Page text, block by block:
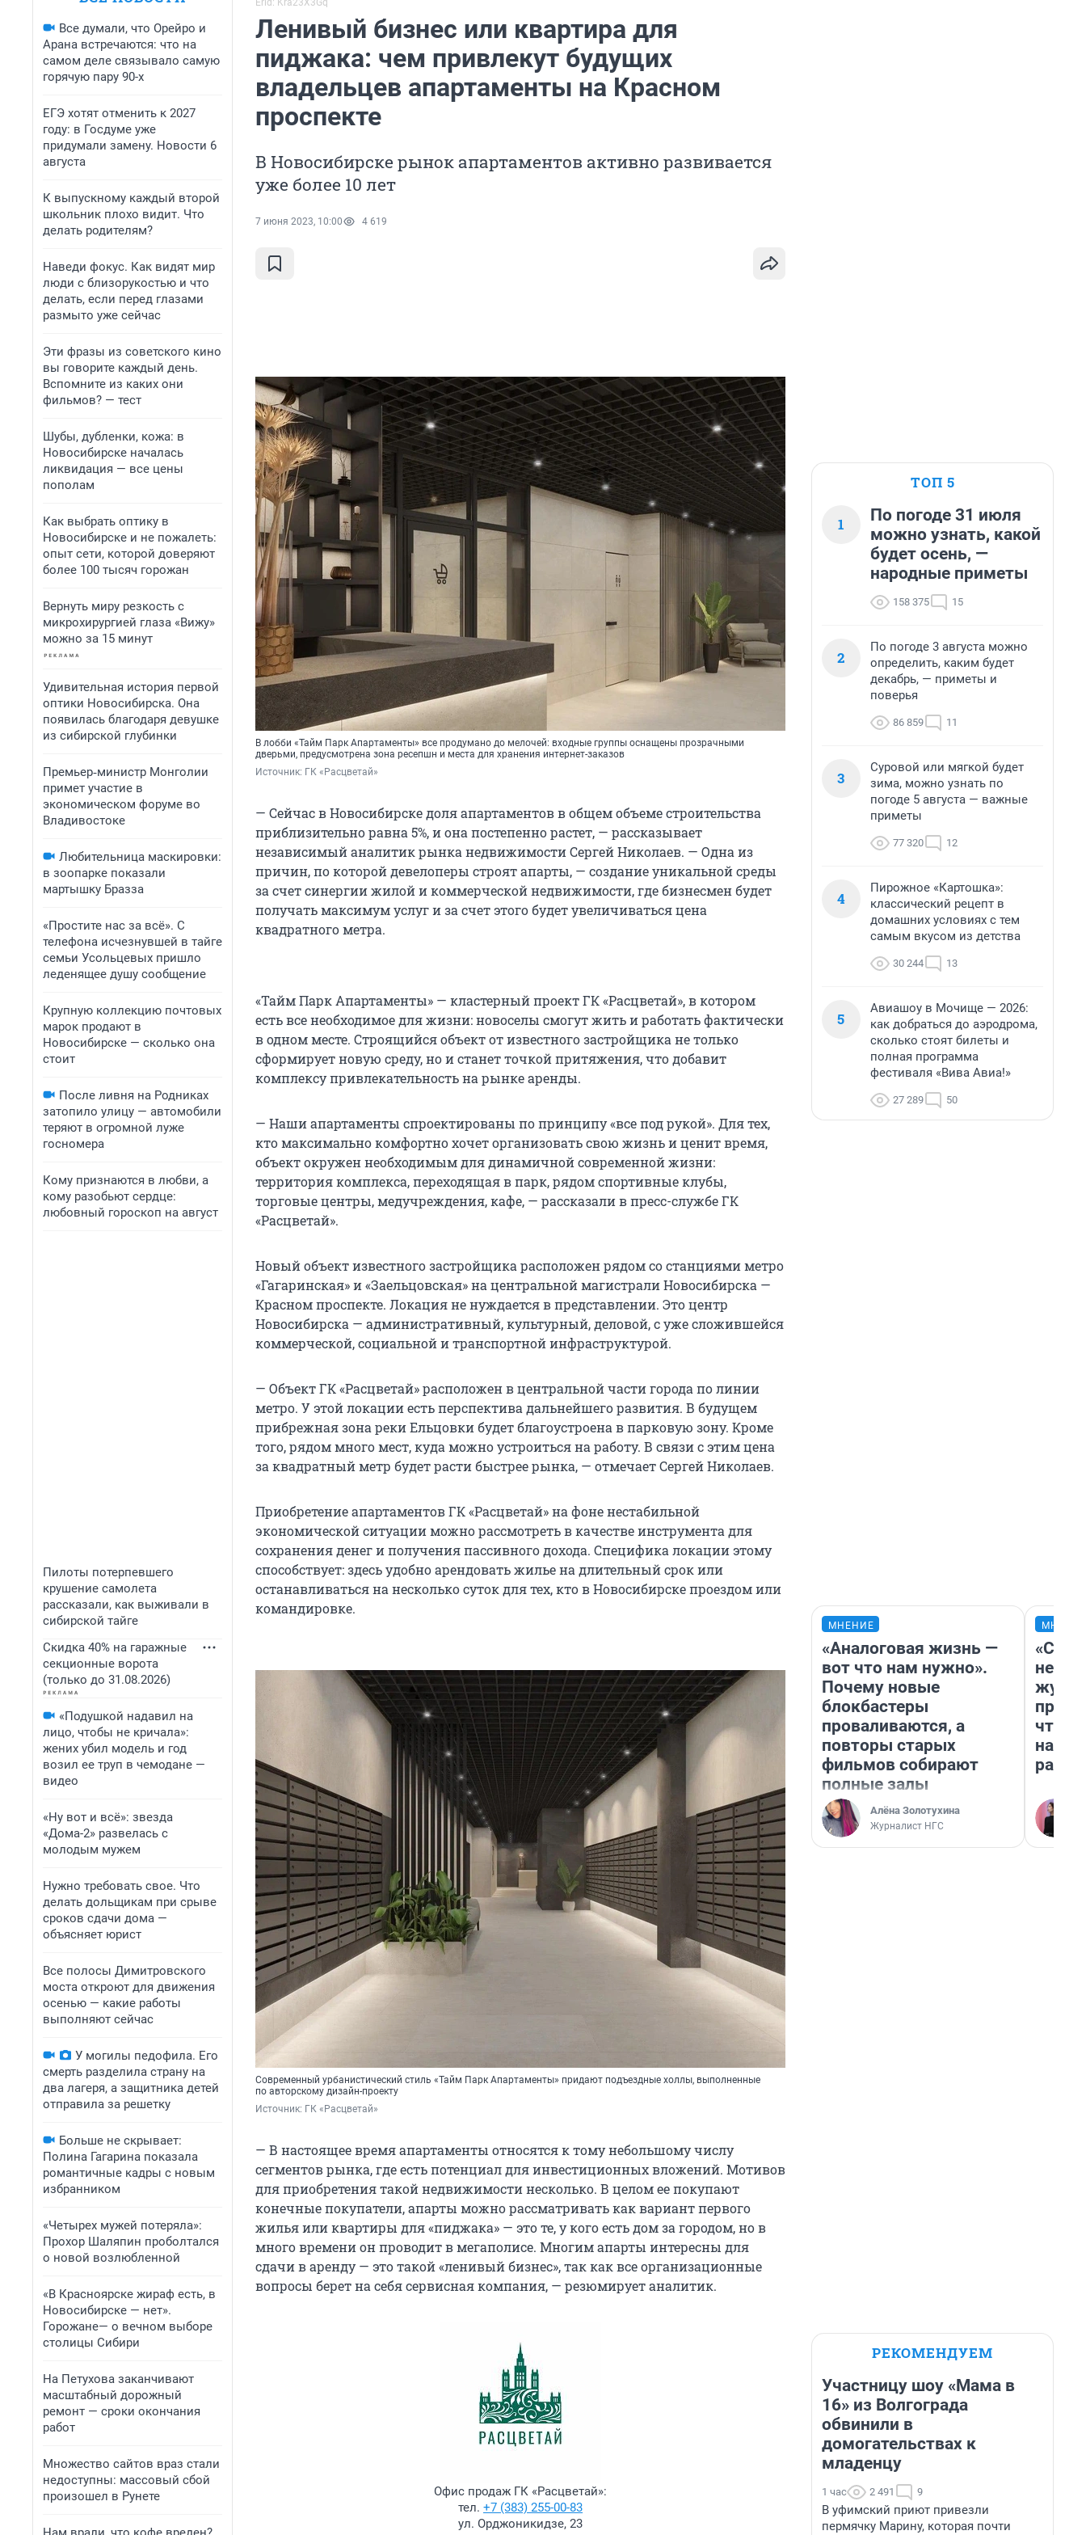
Все думали, что Орейро и
Арана встречаются: что на
самом деле связывало самую
горячую пару 90-х
ЕГЭ хотят отменить к 2027
году: в Госдуме уже
придумали замену. Новости 6
августа
К выпускному каждый второй
школьник плохо видит. Что
делать родителям?
Наведи фокус. Как видят мир
люди с близорукостью и что
делать, если перед глазами
размыто уже сейчас
Эти фразы из советского кино
вы говорите каждый день.
Вспомните из каких они
фильмов? — тест
Шубы, дубленки, кожа: в
Новосибирске началась
ликвидация — все цены
пополам
Как выбрать оптику в
Новосибирске и не пожалеть:
опыт сети, которой доверяют
более 100 тысяч горожан
Вернуть миру резкость с
микрохирургией глаза «Вижу»
можно за 15 минут
Удивительная история первой
оптики Новосибирска. Она
появилась благодаря девушке
из сибирской глубинки
Премьер‑министр Монголии
примет участие в
экономическом форуме во
Владивостоке
Любительница маскировки:
в зоопарке показали
мартышку Бразза
«Простите нас за всё». С
телефона исчезнувшей в тайге
семьи Усольцевых пришло
леденящее душу сообщение
Крупную коллекцию почтовых
марок продают в
Новосибирске — сколько она
стоит
После ливня на Родниках
затопило улицу — автомобили
теряют в огромной луже
госномера
Кому признаются в любви, а
кому разобьют сердце:
любовный гороскоп на август
Пилоты потерпевшего
крушение самолета
рассказали, как выживали в
сибирской тайге
Скидка 40% на гаражные
секционные ворота
(только до 31.08.2026)
«Подушкой надавил на
лицо, чтобы не кричала»:
жених убил модель и год
возил ее труп в чемодане —
видео
«Ну вот и всё»: звезда
«Дома-2» развелась с
молодым мужем
Нужно требовать свое. Что
делать дольщикам при срыве
сроков сдачи дома —
объясняет юрист
Все полосы Димитровского
моста откроют для движения
осенью — какие работы
выполняют сейчас
У могилы педофила. Его
смерть разделила страну на
два лагеря, а защитника детей
отправила за решетку
Больше не скрывает:
Полина Гагарина показала
романтичные кадры с новым
избранником
«Четырех мужей потеряла»:
Прохор Шаляпин проболтался
о новой возлюбленной
«В Красноярске жираф есть, в
Новосибирске — нет».
Горожане— о вечном выборе
столицы Сибири
На Петухова заканчивают
масштабный дорожный
ремонт — сроки окончания
работ
Множество сайтов враз стали
недоступны: массовый сбой
произошел в Рунете
Erid: Kra23X3Gq
Ленивый бизнес или квартира для
пиджака: чем привлекут будущих
владельцев апартаменты на Красном
проспекте
В Новосибирске рынок апартаментов активно развивается
уже более 10 лет
7 июня 2023, 10:00 4 619
В лобби «Тайм Парк Апартаменты» все продумано до мелочей: входные группы оснащены прозрачными
дверьми, предусмотрена зона ресепшн и места для хранения интернет-заказов
Источник: ГК «Расцветай»
— Сейчас в Новосибирске доля апартаментов в общем объеме строительства
приблизительно равна 5%, и она постепенно растет, — рассказывает
независимый аналитик рынка недвижимости Сергей Николаев. — Одна из
причин, по которой девелоперы строят апарты, — создание уникальной среды
за счет синергии жилой и коммерческой недвижимости, где бизнесмен будет
получать максимум услуг и за счет этого будет увеличиваться цена
квадратного метра.
«Тайм Парк Апартаменты» — кластерный проект ГК «Расцветай», в котором
есть все необходимое для жизни: новоселы смогут жить и работать фактически
в одном месте. Строящийся объект от известного застройщика не только
сформирует новую среду, но и станет точкой притяжения, что добавит
комплексу привлекательность на рынке аренды.
— Наши апартаменты спроектированы по принципу «все под рукой». Для тех,
кто максимально комфортно хочет организовать свою жизнь и ценит время,
объект окружен необходимым для динамичной современной жизни:
территория комплекса, переходящая в парк, рядом спортивные клубы,
торговые центры, медучреждения, кафе, — рассказали в пресс-службе ГК
«Расцветай».
Новый объект известного застройщика расположен рядом со станциями метро
«Гагаринская» и «Заельцовская» на центральной магистрали Новосибирска —
Красном проспекте. Локация не нуждается в представлении. Это центр
Новосибирска — административный, культурный, деловой, с уже сложившейся
коммерческой, социальной и транспортной инфраструктурой.
— Объект ГК «Расцветай» расположен в центральной части города по линии
метро. У этой локации есть перспектива дальнейшего развития. В будущем
прибрежная зона реки Ельцовки будет благоустроена в парковую зону. Кроме
того, рядом много мест, куда можно устроиться на работу. В связи с этим цена
за квадратный метр будет расти быстрее рынка, — отмечает Сергей Николаев.
Приобретение апартаментов ГК «Расцветай» на фоне нестабильной
экономической ситуации можно рассмотреть в качестве инструмента для
сохранения денег и получения пассивного дохода. Специфика локации этому
способствует: здесь удобно арендовать жилье на длительный срок или
останавливаться на несколько суток для тех, кто в Новосибирске проездом или
командировке.
Современный урбанистический стиль «Тайм Парк Апартаменты» придают подъездные холлы, выполненные
по авторскому дизайн-проекту
Источник: ГК «Расцветай»
— В настоящее время апартаменты относятся к тому небольшому числу
сегментов рынка, где есть потенциал для инвестиционных вложений. Мотивов
для приобретения такой недвижимости несколько. В целом ее покупают
конечные покупатели, апарты можно рассматривать как вариант первого
жилья или квартиры для «пиджака» — это те, у кого есть дом за городом, но в
много времени он проводит в мегаполисе. Многим апарты интересны для
сдачи в аренду — это такой «ленивый бизнес», так как все организационные
вопросы берет на себя сервисная компания, — резюмирует аналитик.
Офис продаж ГК «Расцветай»:
тел. +7 (383) 255-00-83
ул. Орджоникидзе, 23
ТОП 5
1
По погоде 31 июля
можно узнать, какой
будет осень, —
народные приметы
158 375 15
2
По погоде 3 августа можно
определить, каким будет
декабрь, — приметы и
поверья
86 859 11
3
Суровой или мягкой будет
зима, можно узнать по
погоде 5 августа — важные
приметы
77 320 12
4
Пирожное «Картошка»:
классический рецепт в
домашних условиях с тем
самым вкусом из детства
30 244 13
5
Авиашоу в Мочище — 2026:
как добраться до аэродрома,
сколько стоят билеты и
полная программа
фестиваля «Вива Авиа!»
27 289 50
МНЕНИЕ
«Аналоговая жизнь —
вот что нам нужно».
Почему новые
блокбастеры
проваливаются, а
повторы старых
фильмов собирают
полные залы
Алёна Золотухина
Журналист НГС
на
ради
РЕКОМЕНДУЕМ
Участницу шоу «Мама в
16» из Волгограда
обвинили в
домогательствах к
младенцу
1 час 2 491 9
В уфимский приют привезли
пермячку Марину, которая почти